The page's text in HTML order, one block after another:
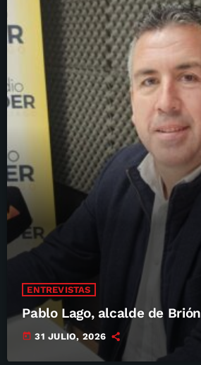
ENTREVISTAS
Pablo Lago, alcalde de Brión
today 31 JULIO, 2026